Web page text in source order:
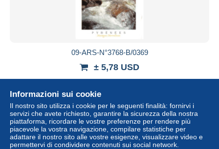
09-ARS-N°3768-B/0369
± 5,78 USD
Stato
Nuovo
Informazioni sui cookie
Il nostro sito utilizza i cookie per le seguenti finalità: fornirvi i
servizi che avete richiesto, garantire la sicurezza della nostra
piattaforma, ricordare le vostre preferenze per rendere più
piacevole la vostra navigazione, compilare statistiche per
adattare il nostro sito alle vostre esigenze, visualizzare video e
permettervi di condividere contenuti sui social network.